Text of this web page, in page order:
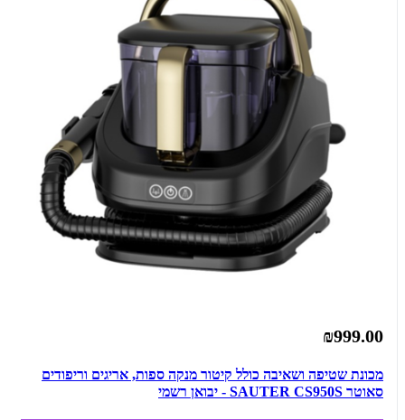
₪999.00
מכונת שטיפה ושאיבה כולל קיטור מנקה ספות, אריגים וריפודים
סאוטר SAUTER CS950S - יבואן רשמי